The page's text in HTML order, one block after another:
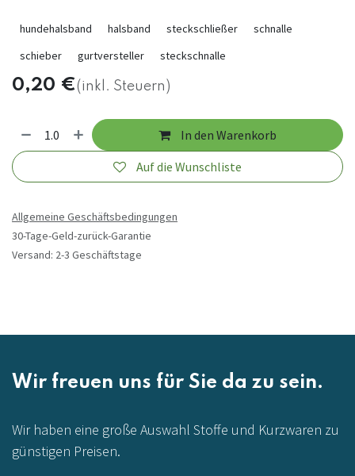
hundehalsband halsband steckschließer
schnalle
schieber
gurtversteller steckschnalle
0,20 €(inkl. Steuern)
In den Warenkorb
Auf die Wunschliste
Allgemeine Geschäftsbedingungen
30-Tage-Geld-zurück-Garantie
Versand: 2-3 Geschäftstage
Wir freuen uns für Sie da zu sein.
Wir haben eine große Auswahl Stoffe und Kurzwaren zu
günstigen Preisen.